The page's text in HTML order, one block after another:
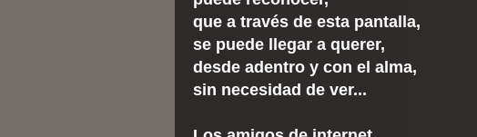
que a través de esta pantalla,
se puede llegar a querer,
desde adentro y con el alma,
sin necesidad de ver...